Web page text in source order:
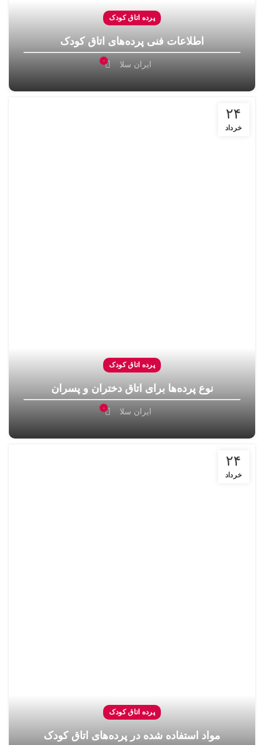
پرده اتاق کودک
اطلاعات فنی پرده‌های اتاق کودک
ایران سلا ۰
۲۴
خرداد
پرده اتاق کودک
نوع پرده‌ها برای اتاق دختران و پسران
ایران سلا ۰
۲۴
خرداد
پرده اتاق کودک
مواد استفاده شده در پرده‌های اتاق کودک